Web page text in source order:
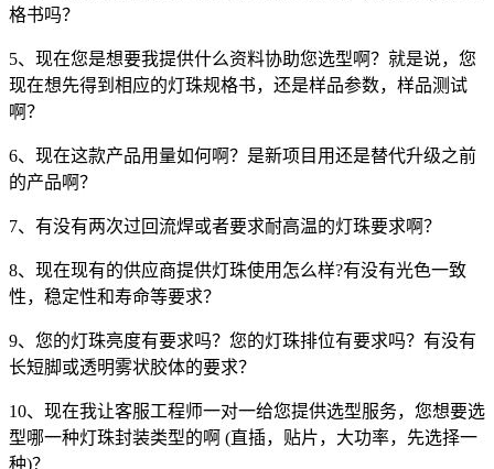
格书吗？
5、现在您是想要我提供什么资料协助您选型啊？就是说，您
现在想先得到相应的灯珠规格书，还是样品参数，样品测试
啊？
6、现在这款产品用量如何啊？是新项目用还是替代升级之前
的产品啊？
7、有没有两次过回流焊或者要求耐高温的灯珠要求啊？
8、现在现有的供应商提供灯珠使用怎么样?有没有光色一致
性，稳定性和寿命等要求？
9、您的灯珠亮度有要求吗？您的灯珠排位有要求吗？有没有
长短脚或透明雾状胶体的要求？
10、现在我让客服工程师一对一给您提供选型服务，您想要选
型哪一种灯珠封装类型的啊 (直插，贴片，大功率，先选择一
种)？